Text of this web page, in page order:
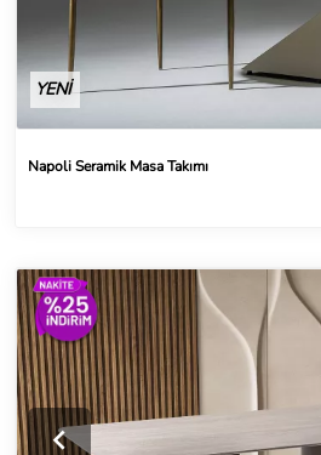
YENİ
Napoli Seramik Masa Takımı